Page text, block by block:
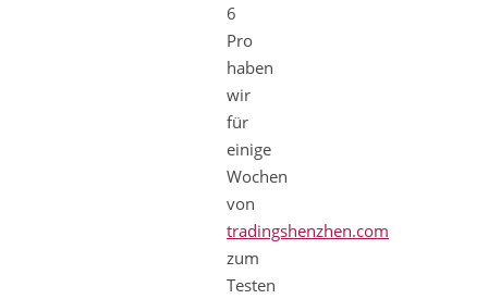
6
Pro
haben
wir
für
einige
Wochen
von
tradingshenzhen.com
zum
Testen